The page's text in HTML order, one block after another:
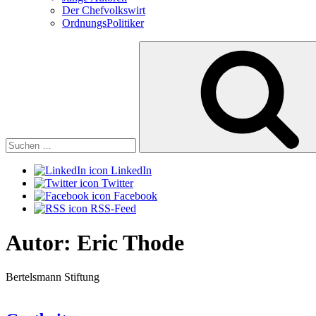
Der Chefvolkswirt
OrdnungsPolitiker
LinkedIn
Twitter
Facebook
RSS-Feed
Autor: Eric Thode
Bertelsmann Stiftung